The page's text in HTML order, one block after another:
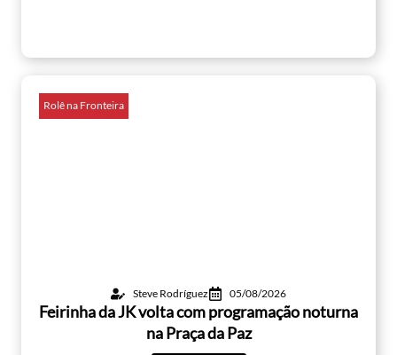
Rolê na Fronteira
Steve Rodríguez 05/08/2026
Feirinha da JK volta com programação noturna
na Praça da Paz